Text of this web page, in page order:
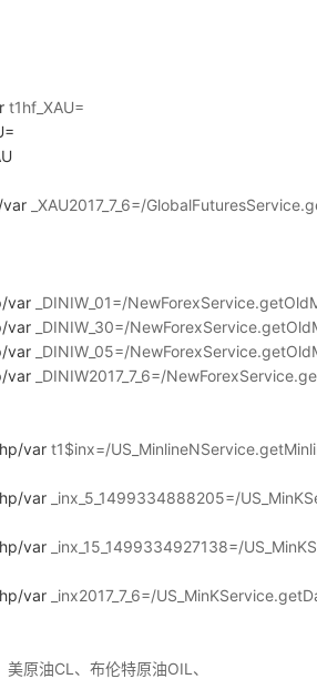
t1hf_XAU=
var _XAU2017_7_6=/
var _DINIW_01=/
var _DINIW_30=/
var _DINIW_05=/
var _DINIW2017_7_6=/
var t1$inx=/
var _inx_5_1499334888205=/
var _inx_15_1499334927138=/
var _inx2017_7_6=/
原油CL、布伦特原油OIL、